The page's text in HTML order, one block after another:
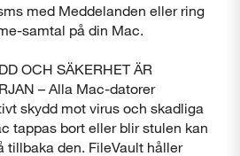
med Meddelanden eller ring
samtal på din Mac.
OCH SÄKERHET ÄR
– Alla Mac-datorer
skydd mot virus och skadliga
tappas bort eller blir stulen kan
tillbaka den. FileVault håller